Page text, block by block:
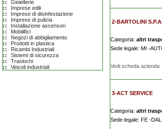
Gioiellerie
Imprese edili
Imprese di disinfestazione
Imprese di pulizia
Installazione ascensori
Mobilifici
Negozi di abbigliamento
Prodotti in plastica
Ricambi Industriali
Sistemi di sicurezza
Traslochi
Veicoli industriali
2-BARTOLINI
Categoria: altri
Sede legale: MI -
Vedi scheda azienda
3-ACT SERVICE
Categoria: altri
Sede legale: FE -